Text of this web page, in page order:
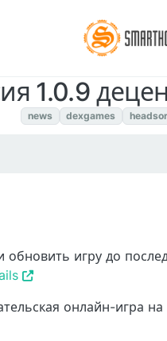
1.0.9
news dexgames
7:58 AM
игру до
онлайн-игра